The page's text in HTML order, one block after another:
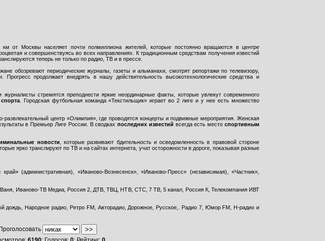
от Москвы населяет почти полмиллиона жителей, которые постоянно вращаются в центре
и совершенствуясь во всех направлениях. К традиционным средствам получения известий
теперь не только по радио, ТВ и в прессе.
обозревают периодические журналы, газеты и альманахи, смотрят репортажи по телевизору,
продолжает внедрять в нашу действительность высокотехнологические средства и
стремятся преподнести яркие неординарные факты, которые увлекут современного
. Городская футбольная команда «Текстильщик» играет во 2 лиге и у нее есть множество
центр «Олимпия», где проводятся концерты и подвижные мероприятия. Женская
в Премьер Лиге России. В сводкахпоследних известий всегда есть местоспортивным
новости , которые развивают бдительность и осведомленность в правовой стороне
ярко транслируют по ТВ и на сайтах интернета, учат осторожности в дороге, показывая разные
(административная), «Иваново-Вознесенск», «Иваново-Пресс» (независимая), «Частник»,
Иваново-ТВ Медиа, Россия 2, ДТВ, ТВЦ, НТВ, СТС, 7 ТВ, 5 канал, Россия К, Телекомпания ИВТ
Народное радио, Ретро FM, Авторадио, Дорожное, Русское,. Радио 7, Юмор FM, Н-радио и